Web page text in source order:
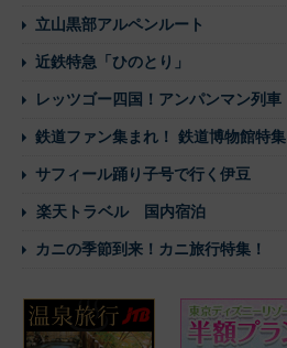
立山黒部アルペンルート
近鉄特急「ひのとり」
レッツゴー四国！アンパンマン列車
鉄道ファン集まれ！ 鉄道博物館特集
サフィール踊り子号で行く伊豆
楽天トラベル 国内宿泊
カニの季節到来！カニ旅行特集！